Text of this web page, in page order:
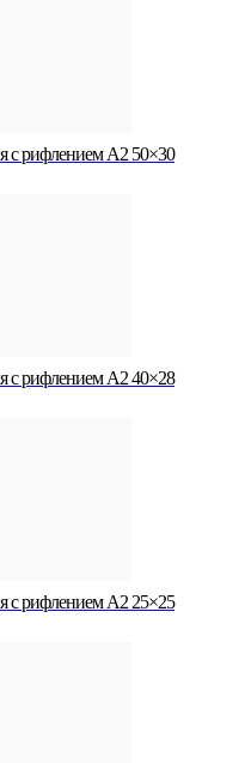
с рифлением A2 50×30
с рифлением A2 40×28
с рифлением A2 25×25